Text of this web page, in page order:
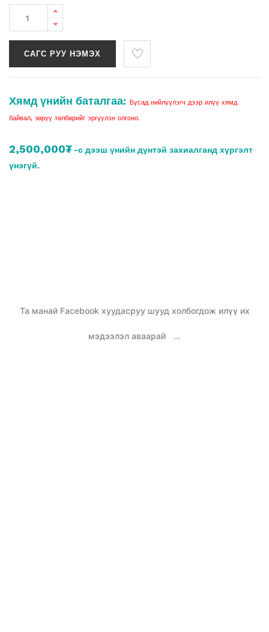
САГС РУУ НЭМЭХ
Хямд үнийн баталгаа: Бусад нийлүүлэгч дээр илүү хямд
байвал, зөрүү төлбөрийг эргүүлэн олгоно.
2,500,000₮ -с дээш үнийн дүнтэй захиалганд хүргэлт
үнэгүй.
Та манай Facebook хуудасруу шууд холбогдож илүү их
мэдээлэл аваарай ...